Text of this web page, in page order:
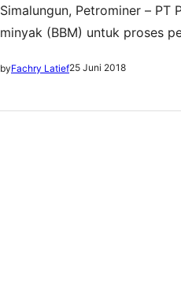
Simalungun, Petrominer – PT
minyak (BBM) untuk proses
pasokan kebutuhan Pertalite
byFachry Latief25 Juni 2018